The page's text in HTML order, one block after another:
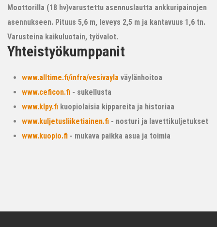
Moottorilla (18 hv)varustettu asennuslautta ankkuripainojen
asennukseen. Pituus 5,6 m, leveys 2,5 m ja kantavuus 1,6 tn.
Varusteina kaikuluotain, työvalot.
Yhteistyökumppanit
www.alltime.fi/infra/vesivayla väylänhoitoa
www.ceficon.fi - sukellusta
www.klpy.fi kuopiolaisia kippareita ja historiaa
www.kuljetusliiketiainen.fi - nosturi ja lavettikuljetukset
www.kuopio.fi - mukava paikka asua ja toimia